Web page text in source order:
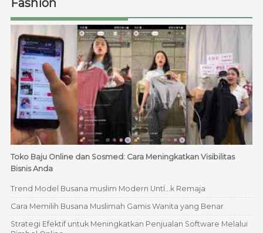
Fashion
Toko Baju Online dan Sosmed: Cara Meningkatkan Visibilitas
Bisnis Anda
Trend Model Busana muslim Modern UntÏ…k Remaja
Cara Memilih Busana Muslimah Gamis Wanita yang Benar
Strategi Efektif untuk Meningkatkan Penjualan Software Melalui